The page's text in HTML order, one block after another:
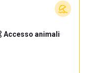
Accesso animali·